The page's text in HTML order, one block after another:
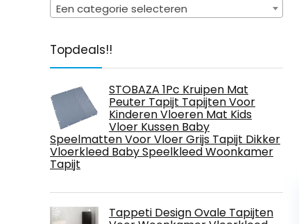
Een categorie selecteren
Topdeals!!
STOBAZA 1Pc Kruipen Mat
Peuter Tapijt Tapijten Voor
Kinderen Vloeren Mat Kids
Vloer Kussen Baby
Speelmatten Voor Vloer Grijs Tapijt Dikker
Vloerkleed Baby Speelkleed Woonkamer
Tapijt
Tappeti Design Ovale Tapijten